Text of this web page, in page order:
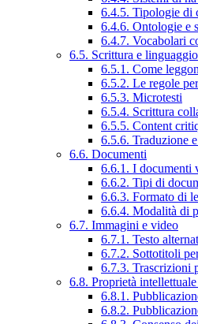
6.4.5. Tipologie di
6.4.6. Ontologie e
6.4.7. Vocabolari
6.5. Scrittura e linguaggio
6.5.1. Come
6.5.2. Le regole
6.5.3. Microtesti
6.5.4. Scrittura
6.5.5. Content
6.5.6. Traduzione
6.6. Documenti
6.6.1. I documenti
6.6.2. Tipi di
6.6.3. Formato di
6.6.4. Modalità di
6.7. Immagini e video
6.7.1. Testo
6.7.2. Sottotitoli
6.7.3. Trascrizioni
6.8. Proprietà
6.8.1.
6.8.2.